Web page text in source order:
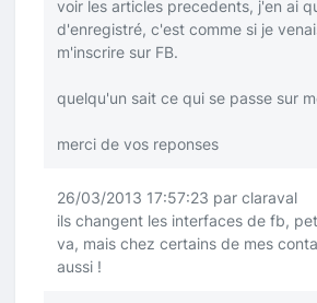
voir les articles precedents, j'en ai
d'enregistré, c'est comme si je
m'inscrire sur FB.
quelqu'un sait ce qui se passe sur
merci de vos reponses
26/03/2013 17:57:23 par claraval
ils changent les interfaces de fb,
va, mais chez certains de mes
aussi !